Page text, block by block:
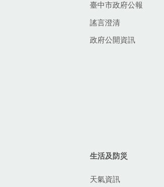
臺中市政府公報
謠言澄清
政府公開資訊
生活及防災
天氣資訊